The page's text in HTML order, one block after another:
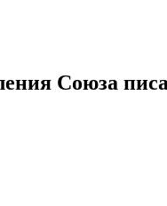
Союза